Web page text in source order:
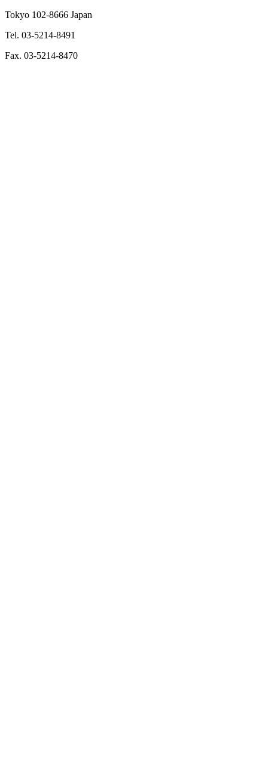
Tokyo 102-8666 Japan
Tel. 03-5214-8491
Fax. 03-5214-8470